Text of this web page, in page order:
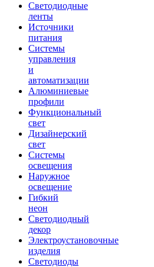
Светодиодные
ленты
Источники
питания
Системы
управления
и
автоматизации
Алюминиевые
профили
Функциональный
свет
Дизайнерский
свет
Системы
освещения
Наружное
освещение
Гибкий
неон
Светодиодный
декор
Электроустановочные
изделия
Светодиоды